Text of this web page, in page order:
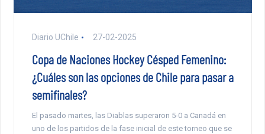
Diario UChile 27-02-2025
Copa de Naciones Hockey Césped Femenino:
¿Cuáles son las opciones de Chile para pasar a
semifinales?
El pasado martes, las Diablas superaron 5-0 a Canadá en
uno de los partidos de la fase inicial de este torneo que se